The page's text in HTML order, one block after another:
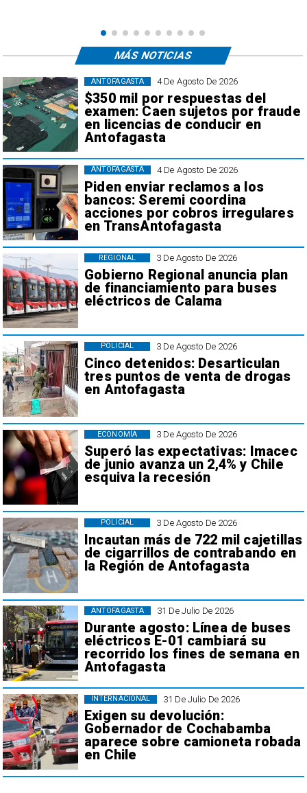
4 De Agosto De 2026
$350 mil por respuestas del
examen: Caen sujetos por fraude
en licencias de conducir en
Antofagasta
ANTOFAGASTA
4 De Agosto De 2026
Piden enviar reclamos a los
bancos: Seremi coordina
acciones por cobros irregulares
en TransAntofagasta
ANTOFAGASTA
3 De Agosto De 2026
Gobierno Regional anuncia plan
de financiamiento para buses
eléctricos de Calama
REGIONAL
3 De Agosto De 2026
Cinco detenidos: Desarticulan
tres puntos de venta de drogas
en Antofagasta
POLICIAL
3 De Agosto De 2026
Superó las expectativas: Imacec
de junio avanza un 2,4% y Chile
esquiva la recesión
ECONOMÍA
3 De Agosto De 2026
Incautan más de 722 mil cajetillas
de cigarrillos de contrabando en
la Región de Antofagasta
POLICIAL
31 De Julio De 2026
Durante agosto: Línea de buses
eléctricos E-01 cambiará su
recorrido los fines de semana en
Antofagasta
ANTOFAGASTA
31 De Julio De 2026
Exigen su devolución:
Gobernador de Cochabamba
aparece sobre camioneta robada
en Chile
INTERNACIONAL
MÁS NOTICIAS